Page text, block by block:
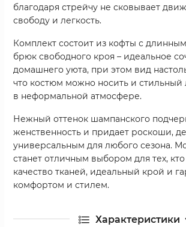
благодаря стрейчу не сковывает
свободу и легкость.
Комплект состоит из кофты с
брюк свободного кроя – идеальное
домашнего уюта, при этом вид
что костюм можно носить и стильный
в неформальной атмосфере.
Нежный оттенок шампанского
женственность и придает роскоши,
универсальным для любого сезона.
станет отличным выбором для тех,
качество тканей, идеальный крой и
комфортом и стилем.
Характеристики